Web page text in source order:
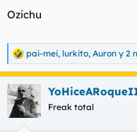
Ozichu
R
e
a
c
c
pai-mei, lurkito, Auron y 2
Freak total